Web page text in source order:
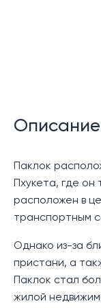
европейских
Каждый дом
собственной
особенно
или семьи с
безопасности
Жители этого
пользоваться
Паклок
Пхукета, где он
расположен в
транспортным
Однако из-за
пристани, а
Паклок стал
жилой